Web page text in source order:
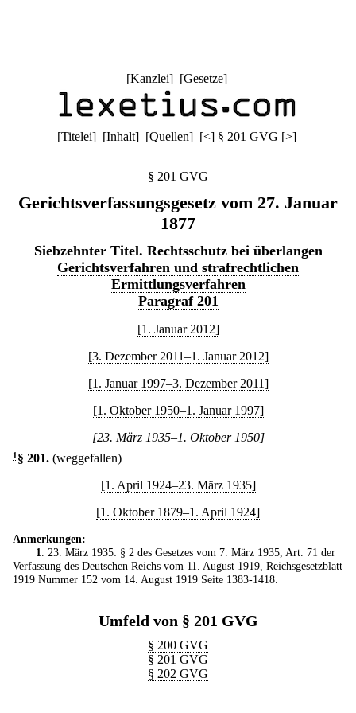
[Kanzlei] [Gesetze]
[Titelei] [Inhalt] [Quellen] [<] § 201 GVG [>]
§ 201 GVG
Gerichtsverfassungsgesetz vom 27. Januar
1877
Siebzehnter Titel. Rechtsschutz bei überlangen
Gerichtsverfahren und strafrechtlichen
Ermittlungsverfahren
Paragraf 201
[1. Januar 2012]
[3. Dezember 2011–1. Januar 2012]
[1. Januar 1997–3. Dezember 2011]
[1. Oktober 1950–1. Januar 1997]
[23. März 1935–1. Oktober 1950]
1 § 201. (weggefallen)
[1. April 1924–23. März 1935]
[1. Oktober 1879–1. April 1924]
Anmerkungen:
1
. 23. März 1935: § 2 des Gesetzes vom 7. März 1935, Art. 71 der
Verfassung des Deutschen Reichs vom 11. August 1919, Reichsgesetzblatt
1919 Nummer 152 vom 14. August 1919 Seite 1383-1418.
Umfeld von § 201 GVG
§ 200 GVG
§ 201 GVG
§ 202 GVG